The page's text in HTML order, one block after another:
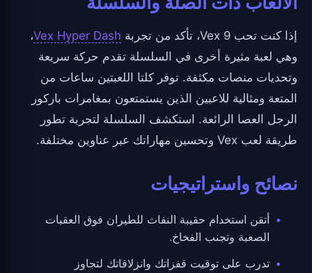
إذا كنت تحب Vex 9، تأكد من تجربة Vex Hyper Dash،
وهي لعبة مثيرة أخرى في السلسلة تقدم حركة سريعة
وتحديات منصات مكثفة. توفر كلتا اللعبتين ساعات من
المتعة ومثالية للاعبين الذين يستمتعون بمغامرات باركور
الرجل العصا الرائعة. استكشف السلسلة لتجربة تطور
طريقة لعب Vex وتحسين مهاراتك عبر عناوين مختلفة.
نصائح واستراتيجيات
أتقن استخدام حقيبة النفاث للطيران فوق العقبات
الصعبة وتجنب الفخاخ.
تدرب على توقيت قفزاتك وانزلاقاتك لتجاوز